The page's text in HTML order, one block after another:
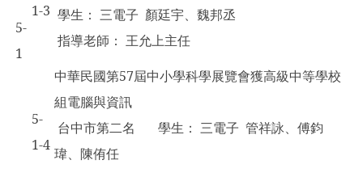
5-
1
1-3 學生： 三電子 顏廷宇、魏邦丞
指導老師： 王允上主任
5-
1-4
中華民國第57屆中小學科學展覽會獲高級中等學校
組電腦與資訊
台中市第二名 學生： 三電子 管祥詠、傅鈞
瑋、陳侑任